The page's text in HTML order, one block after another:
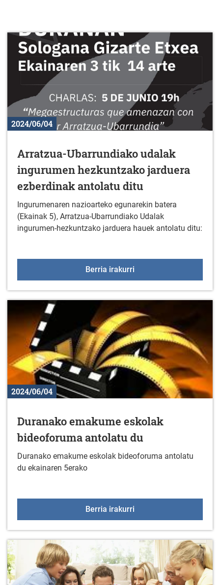
2024/06/04
Arratzua-Ubarrundiako udalak
ingurumen hezkuntzako jarduera
ezberdinak antolatu ditu
Ingurumenaren nazioarteko egunarekin batera
(Ekainak 5), Arratzua-Ubarrundiako Udalak
ingurumen-hezkuntzako jarduera hauek antolatu ditu:
Berria irakurri
2024/06/04
Duranako emakume eskolak
bideoforuma antolatu du
Duranako emakume eskolak bideoforuma antolatu
du ekainaren 5erako
Berria irakurri